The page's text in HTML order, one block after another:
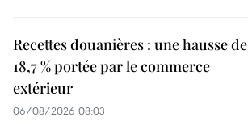
Recettes douanières : une hausse de
18,7 % portée par le commerce
extérieur
06/08/2026 08:03